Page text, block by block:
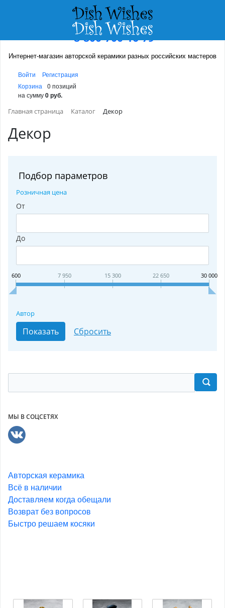
8-800-700-16-79
Интернет-магазин авторской керамики разных российских мастеров
Войти
Регистрация
Корзина
0 позиций
на сумму0 руб.
Главная страница
Каталог Декор
Декор
Подбор параметров
Розничная цена
От
До
600 7 950 15 300 22 650 30 000
Автор
МЫ В СОЦСЕТЯХ
Авторская керамика
Всё в наличии
Доставляем когда обещали
Возврат без вопросов
Быстро решаем косяки